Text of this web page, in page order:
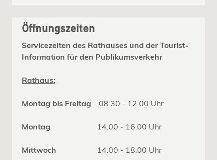
Öffnungszeiten
Servicezeiten des Rathauses und der Tourist-
Information für den Publikumsverkehr
Rathaus:
Montag bis Freitag 08.30 - 12.00 Uhr
Montag 14.00 - 16.00 Uhr
Mittwoch 14.00 - 18.00 Uhr